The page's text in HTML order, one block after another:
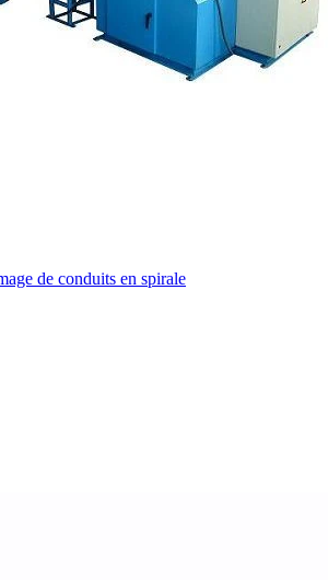
de conduits en spirale